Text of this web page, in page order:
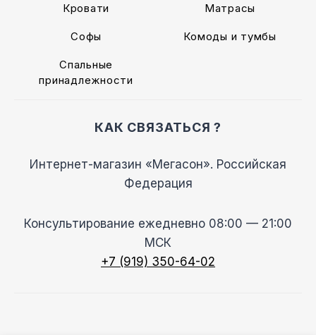
Кровати Матрасы
Софы Комоды и тумбы
Спальные
принадлежности
КАК СВЯЗАТЬСЯ ?
Интернет-магазин «Мегасон». Российская
Федерация
Консультирование ежедневно 08:00 — 21:00
МСК
+7 (919) 350-64-02